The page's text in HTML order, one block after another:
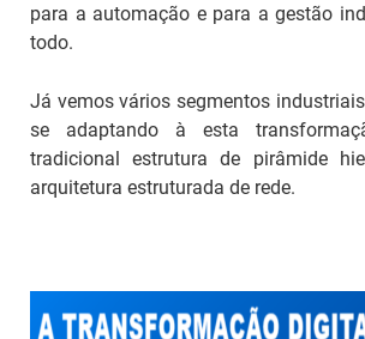
para a automação e para a gestão
todo.
Já vemos vários segmentos
se adaptando à esta
tradicional estrutura de pirâmide
arquitetura estruturada de rede.